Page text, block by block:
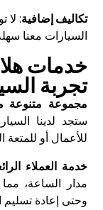
تكاليف إضافية: لا
السيارات معنا
خدمات
تجربة
مجموعة متنوعة
ستجد لدينا
للأعمال أو للمتعة
خدمة العملاء
مدار الساعة،
وحتى إعادة تسليم